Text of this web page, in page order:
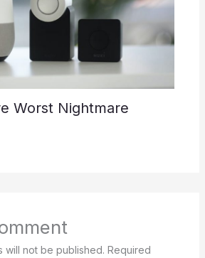
Worst Nightmare
will not be published. Required